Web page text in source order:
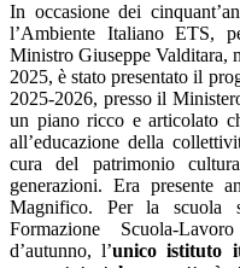
In occasione dei
l’Ambiente Italiano ETS,
Ministro Giuseppe Valditara,
2025, è stato presentato il
2025-2026, presso il
un piano ricco e articolato
all’educazione della
cura del patrimonio
generazioni. Era presente
Magnifico. Per la scuola
Formazione Scuola-
d’autunno, l’unico istituto